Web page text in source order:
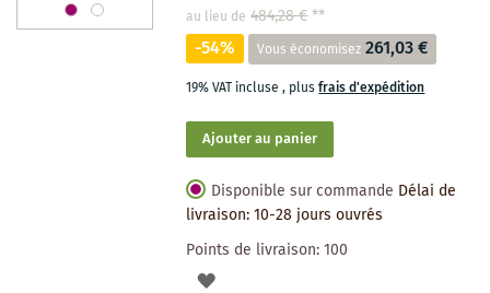
au lieu de 484,28 €**
-54% Vous économisez 261,03 €
19% VAT incluse, plusfrais d'expédition
Ajouter au panier
Disponible sur commande Délai de
livraison: 10-28 jours ouvrés
Points de livraison:100
AJOUTER